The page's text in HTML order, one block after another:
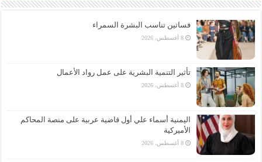
فساتين تناسب البشرة السمراء
8 أغسطس، 2026
تأثير التنمية البشرية على عمل رواد الأعمال
8 أغسطس، 2026
اليمنية أسماء علي أول قاضية عربية على منصة المحاكم
الأميركية
8 أغسطس، 2026